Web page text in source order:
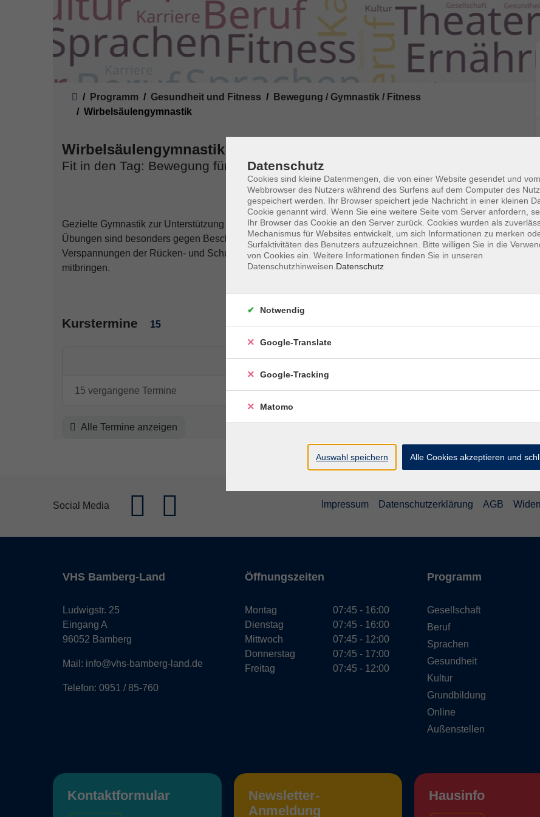
Programm Gesundheit und Fitness
Bewegung / Gymnastik / Fitness
Wirbelsäulengymnastik
Wirbelsäulengymnastik
Fit in den Tag: Bewegung für Körper und graue Zellen - ausgebucht -
Gezielte Gymnastik zur Unterstützung der Trage- und Bewegungsfunktion der Wirbelsäule: Die
Übungen sind besonders gegen Beschwerden und Erkrankungen der Wirbelsäule, Verhärtungen und
Verspannungen der Rücken- und Schultermuskulatur geeignet. Bitte Gymnastikmatte und Handtuch
mitbringen.
Kurstermine 15
Ort / Raum
15 vergangene Termine
Alle Termine anzeigen
Social Media Impressum Datenschutzerklärung AGB
VHS Bamberg-Land
Ludwigstr. 25
Eingang A
96052 Bamberg
Mail: info@vhs-bamberg-land.de
Telefon: 0951 / 85-760
Öffnungszeiten
Montag
Dienstag
Mittwoch
Donnerstag
Freitag
07:45 - 16:00
07:45 - 16:00
07:45 - 12:00
07:45 - 17:00
07:45 - 12:00
Programm
Gesellschaft
Beruf
Sprachen
Gesundheit
Kultur
Grundbildung
Online
Außenstellen
Kontaktformular
Newsletter-
Anmeldung
Hausinfo
Datenschutz
Cookies sind kleine Datenmengen, die von einer Website gesendet und vom
Webbrowser des Nutzers während des Surfens auf dem Computer des
gespeichert werden. Ihr Browser speichert jede Nachricht in einer kleinen
Cookie genannt wird. Wenn Sie eine weitere Seite vom Server anfordern,
Ihr Browser das Cookie an den Server zurück. Cookies wurden als
Mechanismus für Websites entwickelt, um sich Informationen zu merken
Surfaktivitäten des Benutzers aufzuzeichnen. Bitte willigen Sie in die
von Cookies ein. Weitere Informationen finden Sie in unseren
Datenschutzhinweisen. Datenschutz
Notwendig
Google-Translate
Google-Tracking
Matomo
Auswahl speichern Alle Cookies akzeptieren und